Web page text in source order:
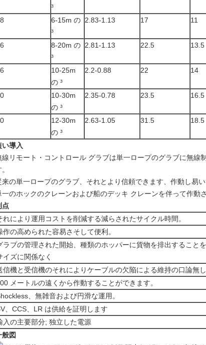
³
6-15m の
³
2.83-1.13 17 11
8-20m の
³
2.81-1.13 22.5 13.5
10-25m
の ³
2.2-0.88 22 14
10-30m
の ³
2.35-0.78 23.5 16.5
12-30m
の ³
2.63-1.05 31.5 18.5
い導入
線リモート・コントロール グラブは単一ロープのグラブに無線
来の単一ロープのグラブ、それとより信頼できます、作動し易
一のホックのクレーンおよび船のデッキ クレーンを伴って作動
点
れにより運用コストを削減する減らされたサイクル時間。
作の高められた容易さそして便利。
ラブの管理された開始、種類のホッパーに貨物を排出すること
イズに関係なく
信機と受信機のそれによりケーブルの欠陥による維持の口論無
メートルの遠くから作動することができます。
、無雑音および円滑な運用。
、CCS、LR は供給を証明します
入の主要部分; 独立した電源
般図